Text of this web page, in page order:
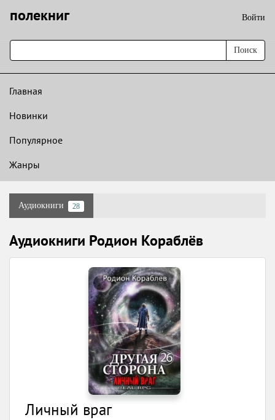
полекниг Войти
Поиск
Главная
Новинки
Популярное
Жанры
Аудиокниги 28
Аудиокниги Родион Кораблёв
Личный враг